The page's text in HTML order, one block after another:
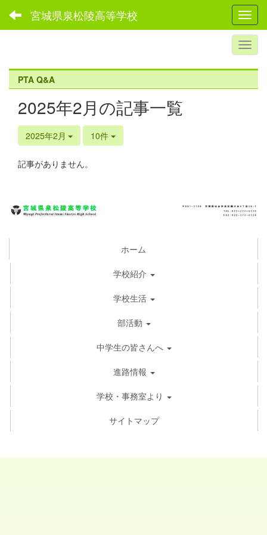
宮城県泉松陵高等学校
PTA Q&A
2025年2月の記事一覧
2025年2月 10件
記事がありません。
ホーム
学校紹介
学校生活
部活動
中学生の皆さんへ
進路情報
学校・事務室より
サイトマップ